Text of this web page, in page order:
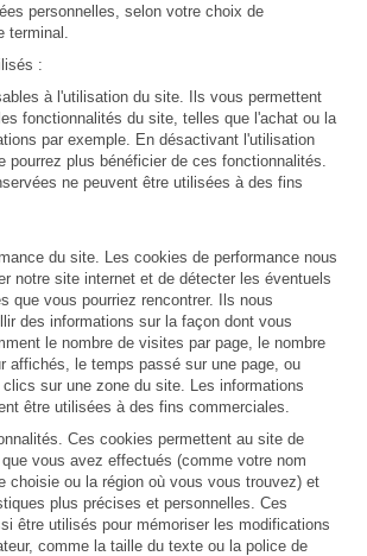
personnelles, selon votre choix de
terminal.
:
à l'utilisation du site. Ils vous permettent
fonctionnalités du site, telles que l'achat ou la
par exemple. En désactivant l'utilisation
pourrez plus bénéficier de ces fonctionnalités.
ne peuvent être utilisées à des fins
du site. Les cookies de performance nous
notre site internet et de détecter les éventuels
que vous pourriez rencontrer. Ils nous
des informations sur la façon dont vous
le nombre de visites par page, le nombre
affichés, le temps passé sur une page, ou
sur une zone du site. Les informations
être utilisées à des fins commerciales.
Ces cookies permettent au site de
vous avez effectués (comme votre nom
choisie ou la région où vous vous trouvez) et
plus précises et personnelles. Ces
être utilisés pour mémoriser les modifications
comme la taille du texte ou la police de